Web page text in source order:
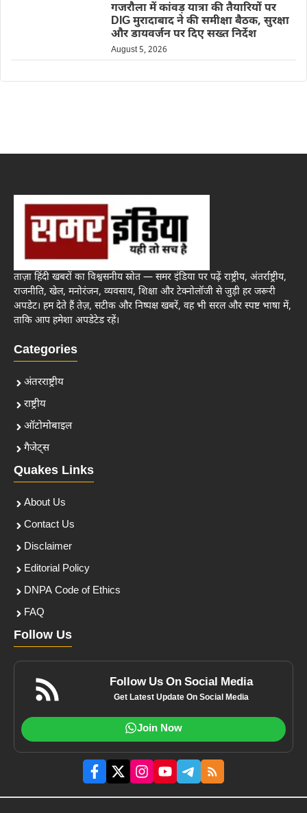
गजरौला में कांवड़ यात्रा की तैयारियों पर
DIG मुरादाबाद ने की समीक्षा बैठक, सुरक्षा
और डायवर्जन पर दिए सख्त निर्देश
August 5, 2026
ताज़ा हिंदी खबरों का विश्वसनीय स्रोत — समर इंडिया पर पढ़ें राष्ट्रीय, अंतर्राष्ट्रीय,
राजनीति, खेल, मनोरंजन, व्यवसाय, शिक्षा और टेक्नोलॉजी से जुड़ी हर जरूरी
अपडेट। हम देते हैं तेज़, सटीक और निष्पक्ष खबरें, वह भी सरल और स्पष्ट भाषा में,
ताकि आप हमेशा अपडेटेड रहें।
Categories
अंतरराष्ट्रीय
राष्ट्रीय
ऑटोमोबाइल
गैजेट्स
Quakes Links
About Us
Contact Us
Disclaimer
Editorial Policy
DNPA Code of Ethics
FAQ
Follow Us
Follow Us On Social Media
Get Latest Update On Social Media
Join Now